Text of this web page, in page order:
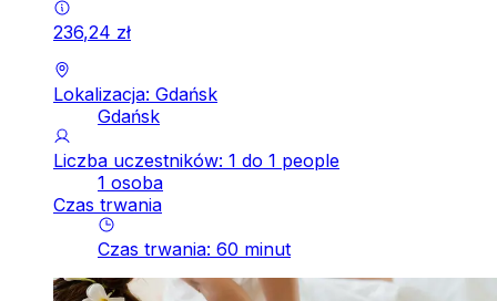
236,24 zł
Lokalizacja: Gdańsk
Gdańsk
Liczba uczestników: 1 do 1 people
1 osoba
Czas trwania
Czas trwania: 60 minut